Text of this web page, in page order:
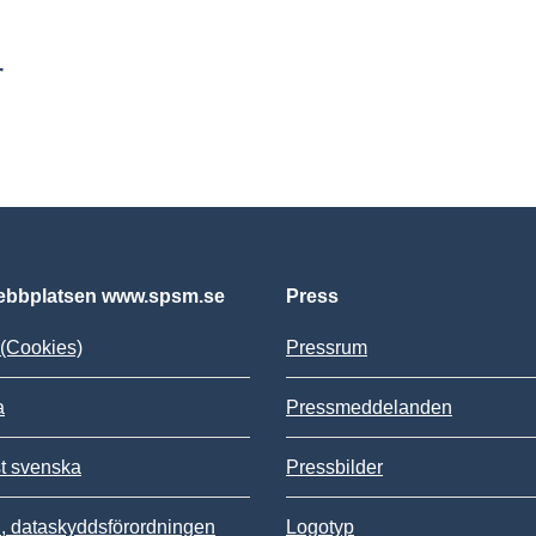
www.spsm.se
svenska
dataskyddsförordningen
Press
Pressrum
Pressmeddelanden
Pressbilder
Logotyp